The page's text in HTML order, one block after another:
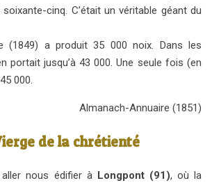
cinq. C’était un véritable géant du
(1849) a produit 35 000 noix. Dans les
portait jusqu’à 43 000. Une seule fois (en
000.
Almanach-Annuaire (1851)
de la chrétienté
nous édifier à Longpont (91), où la